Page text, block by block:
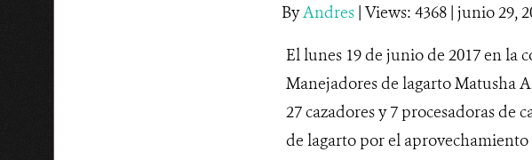
ByAndres | Views: 4368| junio 29,
El lunes 19 de junio de 2017 en la
Manejadores de lagarto Matusha
27 cazadores y 7 procesadoras de
de lagarto por el aprovechamiento